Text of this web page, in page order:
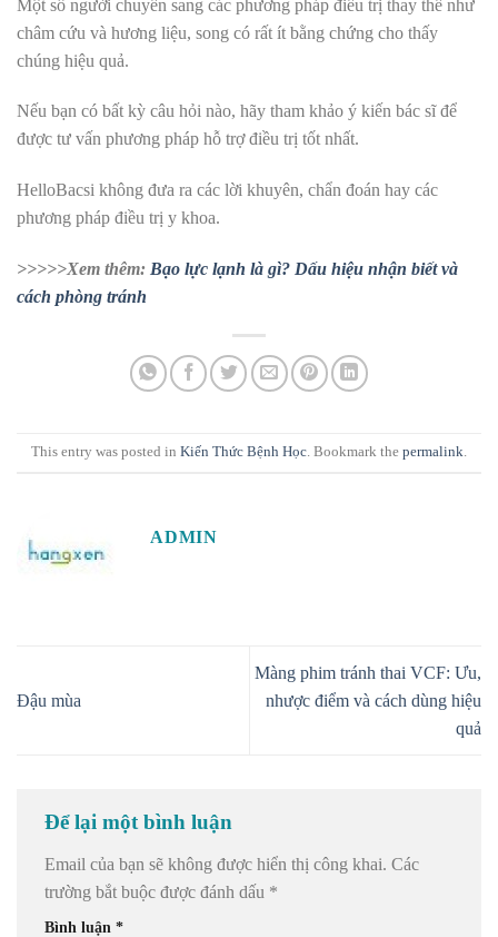
Một số người chuyển sang các phương pháp điều trị thay thế như
châm cứu và hương liệu, song có rất ít bằng chứng cho thấy
chúng hiệu quả.
Nếu bạn có bất kỳ câu hỏi nào, hãy tham khảo ý kiến bác sĩ để
được tư vấn phương pháp hỗ trợ điều trị tốt nhất.
HelloBacsi không đưa ra các lời khuyên, chẩn đoán hay các
phương pháp điều trị y khoa.
>>>>>Xem thêm: Bạo lực lạnh là gì? Dấu hiệu nhận biết và
cách phòng tránh
This entry was posted in Kiến Thức Bệnh Học. Bookmark the permalink.
ADMIN
Đậu mùa
Màng phim tránh thai VCF: Ưu,
nhược điểm và cách dùng hiệu
quả
Để lại một bình luận
Email của bạn sẽ không được hiển thị công khai. Các
trường bắt buộc được đánh dấu *
Bình luận *